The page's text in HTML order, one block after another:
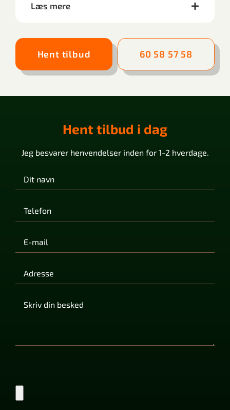
Læs mere
Hent tilbud 60 58 57 58
Hent tilbud i dag
Jeg besvarer henvendelser inden for 1-2 hverdage.
leave
this